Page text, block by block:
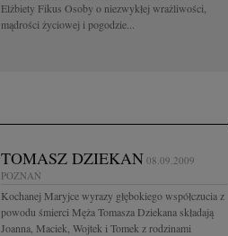
Elżbiety Fikus Osoby o niezwykłej wrażliwości,
mądrości życiowej i pogodzie...
TOMASZ DZIEKAN 08.09.2009
POZNAŃ
Kochanej Maryjce wyrazy głębokiego współczucia z
powodu śmierci Męża Tomasza Dziekana składają
Joanna, Maciek, Wojtek i Tomek z rodzinami